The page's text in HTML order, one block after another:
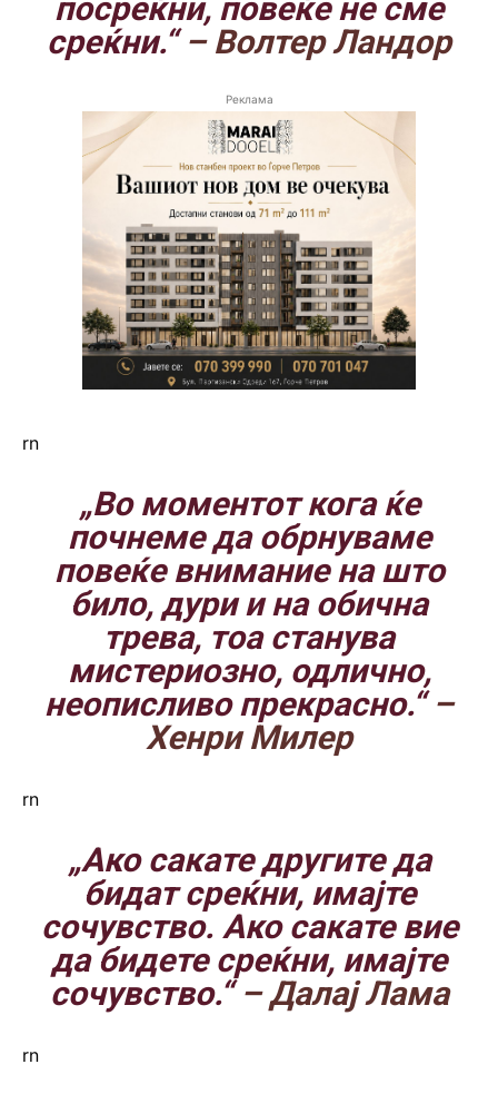
посреќни, повеќе не сме
среќни.“– Волтер Ландор
Реклама
rn
„Во моментот кога ќе
почнеме да обрнуваме
повеќе внимание на што
било, дури и на обична
трева, тоа станува
мистериозно, одлично,
неописливо прекрасно.“–
Хенри Милер
rn
„Ако сакате другите да
бидат среќни, имајте
сочувство. Ако сакате вие
да бидете среќни, имајте
сочувство.“– Далај Лама
rn